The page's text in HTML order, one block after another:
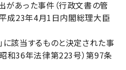
った事件（行政文書の管
平成23年4月1日内閣総理大臣
当するものと決定された事
和36年法律第223号）第97条